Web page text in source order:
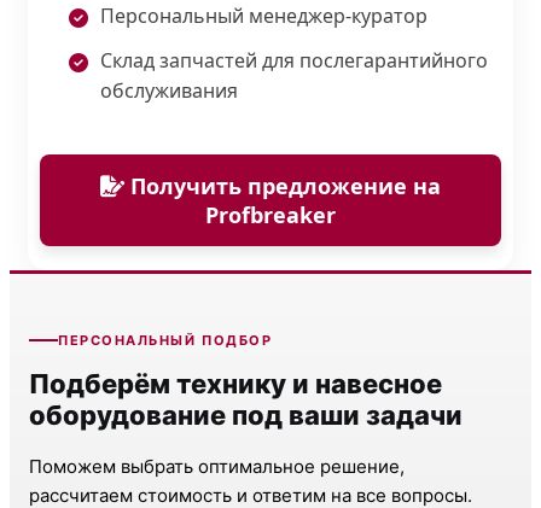
Персональный менеджер-куратор
Склад запчастей для послегарантийного
обслуживания
Получить предложение на
Profbreaker
ПЕРСОНАЛЬНЫЙ ПОДБОР
Подберём технику и навесное
оборудование под ваши задачи
Поможем выбрать оптимальное решение,
рассчитаем стоимость и ответим на все вопросы.